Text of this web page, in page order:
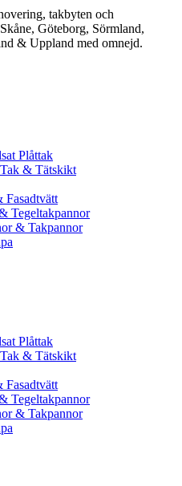
takbyten och
Göteborg, Sörmland,
& Uppland med omnejd.
Plåttak
& Tätskikt
Fasadtvätt
Tegeltakpannor
& Takpannor
Plåttak
& Tätskikt
Fasadtvätt
Tegeltakpannor
& Takpannor